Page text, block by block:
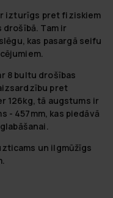
izturīgs pret fiziskiem
Tam ir
kas pasargā seifu
8 bultu drošības
pret
126kg, tā augstums ir
- 457mm, kas piedāvā
un ilgmūžīgs